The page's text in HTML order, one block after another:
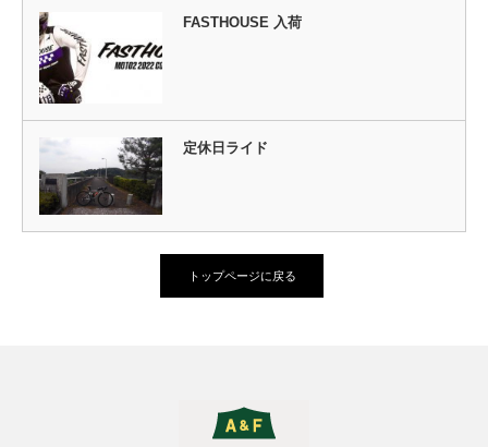
FASTHOUSE 入荷
定休日ライド
トップページに戻る